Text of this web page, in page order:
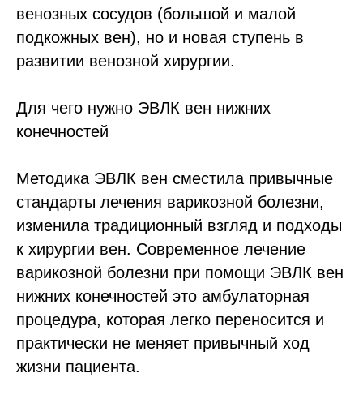
венозных сосудов (большой и малой
подкожных вен), но и новая ступень в
развитии венозной хирургии.
Для чего нужно ЭВЛК вен нижних
конечностей
Методика ЭВЛК вен сместила привычные
стандарты лечения варикозной болезни,
изменила традиционный взгляд и подходы
к хирургии вен. Современное лечение
варикозной болезни при помощи ЭВЛК вен
нижних конечностей это амбулаторная
процедура, которая легко переносится и
практически не меняет привычный ход
жизни пациента.